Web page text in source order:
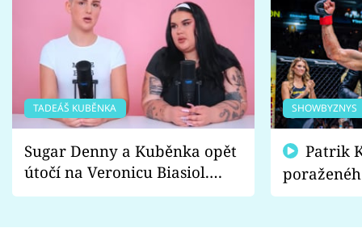
TADEÁŠ KUBĚNKA
Sugar Denny a Kuběnka opět
útočí na Veronicu Biasiol.
Proč je podle nich falešná a
SHOWBYZNYS
fanoušci